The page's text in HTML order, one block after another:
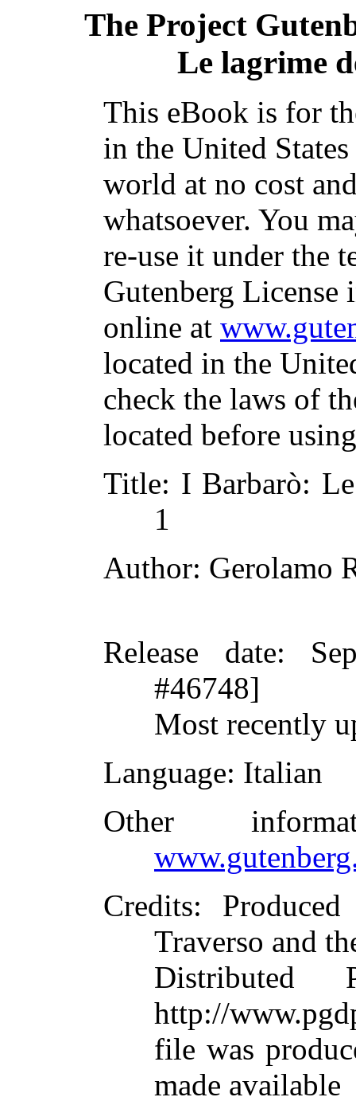
The Project
Le lagrime
This eBook is for
in the United
world at no cost
whatsoever. You
re-use it under the
Gutenberg
online at
located in the
check the laws of
located before
Title: I Barbarò:
1
Author: Gerolamo
Release date:
#46748]
Most recently
Language: Italian
Other
Credits:
Traverso and
Distributed
http://
file was
made available